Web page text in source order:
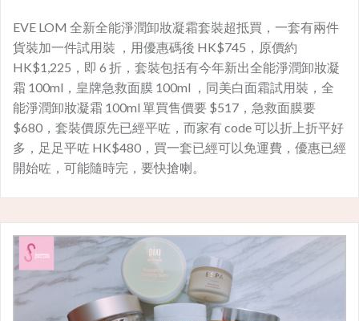
EVE LOM 全新全能淨潤卸妝凝霜套裝超抵買，一套有兩件
貨裝加一件試用裝 ，用優惠碼後 HK$745，原價約
HK$1,225，即 6 折，套裝包括有今年新出全能淨潤卸妝凝
霜 100ml，皇牌急救面膜 100ml ，同美白面霜試用裝，全
能淨潤卸妝凝霜 100ml 單買售價要 $517，急救面膜要
$680，套裝價原先已經平咗，而家有 code 可以折上折平好
多，足足平咗 HK$480，買一套已經可以免運費，優惠已經
開始咗，可能隨時完，要快搶喇。